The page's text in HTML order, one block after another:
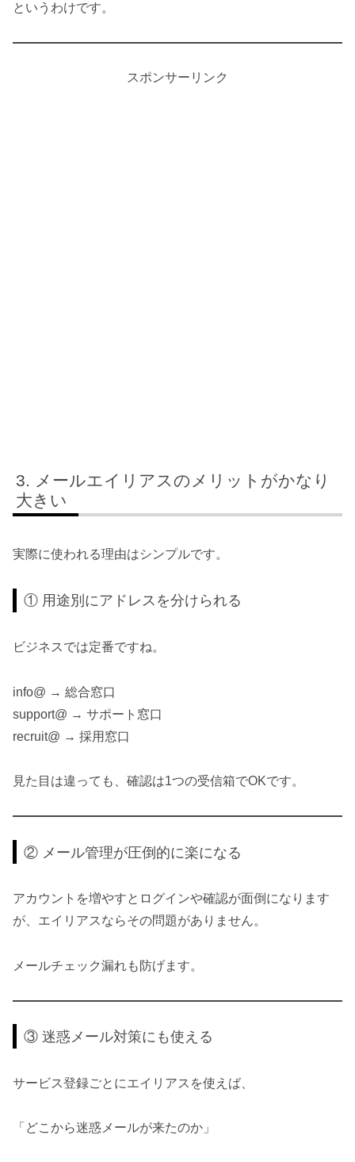
というわけです。
スポンサーリンク
メールエイリアスのメリットがかなり
大きい
実際に使われる理由はシンプルです。
① 用途別にアドレスを分けられる
ビジネスでは定番ですね。
info@ → 総合窓口
support@ → サポート窓口
recruit@ → 採用窓口
見た目は違っても、確認は1つの受信箱でOKです。
② メール管理が圧倒的に楽になる
アカウントを増やすとログインや確認が面倒になります
が、エイリアスならその問題がありません。
メールチェック漏れも防げます。
③ 迷惑メール対策にも使える
サービス登録ごとにエイリアスを使えば、
「どこから迷惑メールが来たのか」